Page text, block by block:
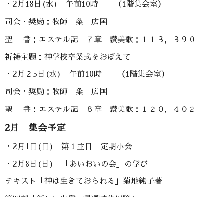
・2月18日(水) 午前10時 （1階集会室）
司会・奨励：牧師 粂 広国
聖 書：エステル記 ７章 讃美歌：１１３，３９０
祈祷主題：神学校卒業式をおぼえて
・2月２5日(水) 午前10時 （1階集会室）
司会・奨励：牧師 粂 広国
聖 書：エステル記 ８章 讃美歌：１２０，４０２
2月 集会予定
・2月1日(日) 第１主日 定期小会
・2月8日(日) 「あいおいの会」の学び
テキスト「神は生きておられる」菊地純子著